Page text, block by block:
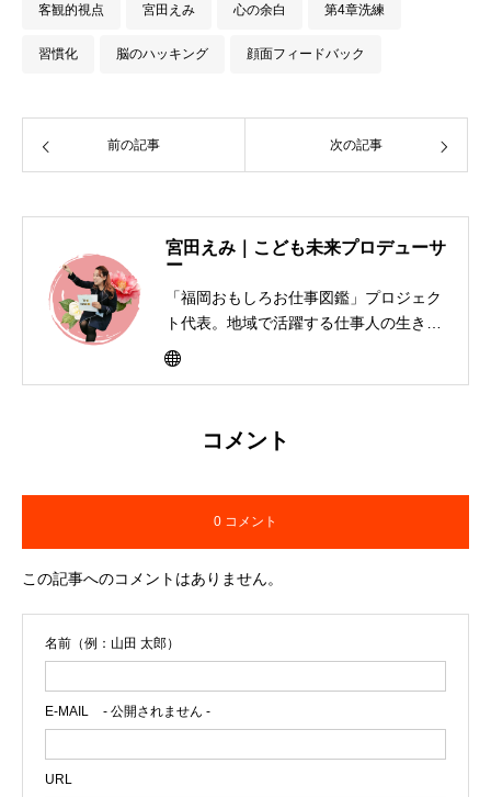
客観的視点 宮田えみ 心の余白 第4章洗練
習慣化 脳のハッキング 顔面フィードバック
前の記事 次の記事
宮田えみ｜こども未来プロデューサ
ー
「福岡おもしろお仕事図鑑」プロジェク
ト代表。地域で活躍する仕事人の生き方
を子どもたちに届けるキャリア教育活動
コメント
0 コメント
この記事へのコメントはありません。
名前（例：山田 太郎）
E-MAIL - 公開されません -
URL